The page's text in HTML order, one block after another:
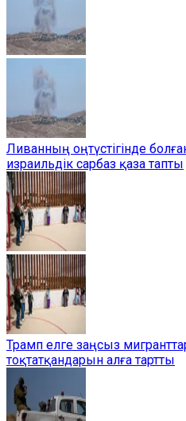
Ливанның оңтүстігінде
израильдік сарбаз қаза тапты
Трамп елге заңсыз
тоқтатқандарын алға тартты